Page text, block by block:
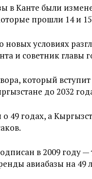
в Канте были
прошли 14 и 15
условиях
и советник главы
который вступит
до 2032
49 годах, а
в 2009 году —
авиабазы на 49